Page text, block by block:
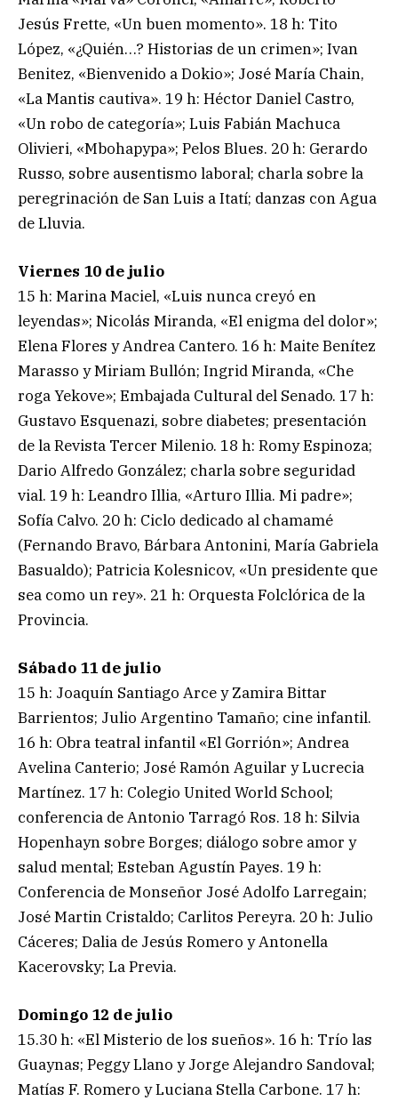
Jesús Frette, «Un buen momento». 18 h: Tito
López, «¿Quién…? Historias de un crimen»; Ivan
Benitez, «Bienvenido a Dokio»; José María Chain,
«La Mantis cautiva». 19 h: Héctor Daniel Castro,
«Un robo de categoría»; Luis Fabián Machuca
Olivieri, «Mbohapypa»; Pelos Blues. 20 h: Gerardo
Russo, sobre ausentismo laboral; charla sobre la
peregrinación de San Luis a Itatí; danzas con Agua
de Lluvia.
Viernes 10 de julio
15 h: Marina Maciel, «Luis nunca creyó en
leyendas»; Nicolás Miranda, «El enigma del dolor»;
Elena Flores y Andrea Cantero. 16 h: Maite Benítez
Marasso y Miriam Bullón; Ingrid Miranda, «Che
roga Yekove»; Embajada Cultural del Senado. 17 h:
Gustavo Esquenazi, sobre diabetes; presentación
de la Revista Tercer Milenio. 18 h: Romy Espinoza;
Dario Alfredo González; charla sobre seguridad
vial. 19 h: Leandro Illia, «Arturo Illia. Mi padre»;
Sofía Calvo. 20 h: Ciclo dedicado al chamamé
(Fernando Bravo, Bárbara Antonini, María Gabriela
Basualdo); Patricia Kolesnicov, «Un presidente que
sea como un rey». 21 h: Orquesta Folclórica de la
Provincia.
Sábado 11 de julio
15 h: Joaquín Santiago Arce y Zamira Bittar
Barrientos; Julio Argentino Tamaño; cine infantil.
16 h: Obra teatral infantil «El Gorrión»; Andrea
Avelina Canterio; José Ramón Aguilar y Lucrecia
Martínez. 17 h: Colegio United World School;
conferencia de Antonio Tarragó Ros. 18 h: Silvia
Hopenhayn sobre Borges; diálogo sobre amor y
salud mental; Esteban Agustín Payes. 19 h:
Conferencia de Monseñor José Adolfo Larregain;
José Martin Cristaldo; Carlitos Pereyra. 20 h: Julio
Cáceres; Dalia de Jesús Romero y Antonella
Kacerovsky; La Previa.
Domingo 12 de julio
15.30 h: «El Misterio de los sueños». 16 h: Trío las
Guaynas; Peggy Llano y Jorge Alejandro Sandoval;
Matías F. Romero y Luciana Stella Carbone. 17 h: